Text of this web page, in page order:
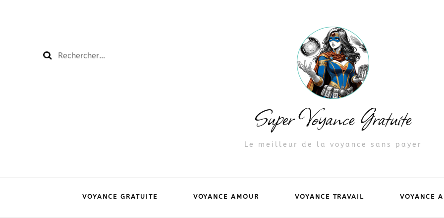
Rechercher :
Super Voyance Gratuite
Le meilleur de la voyance sans payer
VOYANCE GRATUITE VOYANCE AMOUR VOYANCE TRAVAIL VOYANCE